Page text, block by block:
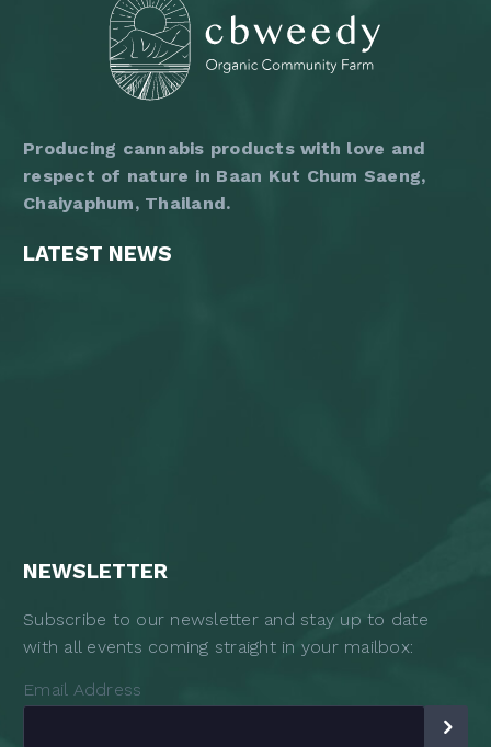
Producing cannabis products with love and
respect of nature in Baan Kut Chum Saeng,
Chaiyaphum, Thailand.
LATEST NEWS
NEWSLETTER
Subscribe to our newsletter and stay up to date
with all events coming straight in your mailbox:
Email Address